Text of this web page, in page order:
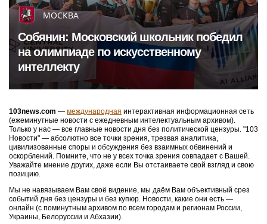
МОСКВА
Собянин: Московский школьник победил
на олимпиаде по искусственному
интеллекту
103news.com — международная интерактивная информационная сеть
(ежеминутные новости с ежедневным интелектуальным архивом).
Только у нас — все главные новости дня без политической цензуры. "103
Новости" — абсолютно все точки зрения, трезвая аналитика,
цивилизованные споры и обсуждения без взаимных обвинений и
оскорблений. Помните, что не у всех точка зрения совпадает с Вашей.
Уважайте мнение других, даже если Вы отстаиваете свой взгляд и свою
позицию.
Мы не навязываем Вам своё видение, мы даём Вам объективный срез
событий дня без цензуры и без купюр. Новости, какие они есть —
онлайн (с поминутным архивом по всем городам и регионам России,
Украины, Белоруссии и Абхазии).